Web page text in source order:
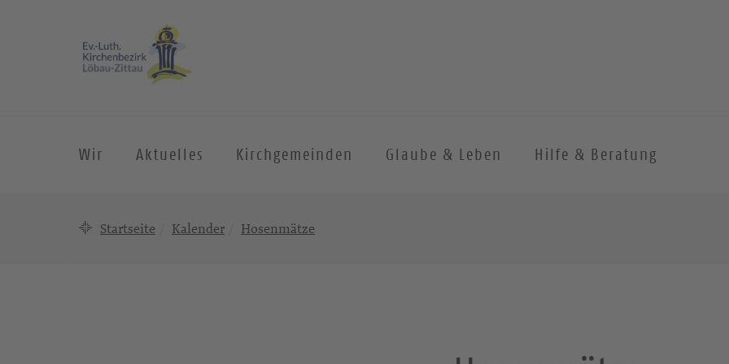
Wir Aktuelles Kirchgemeinden Glaube & Leben Hilfe & Beratung
Startseite Kalender Hosenmätze